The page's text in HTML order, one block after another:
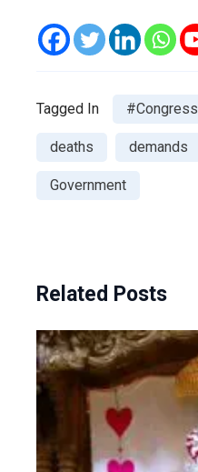
Tagged In #Congress
deaths demands
Government
Related Posts